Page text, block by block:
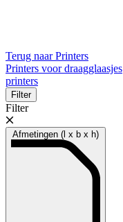
Terug naar Printers
Printers voor draagglaasjes
printers
Filter
Filter
Afmetingen (l x b x h)